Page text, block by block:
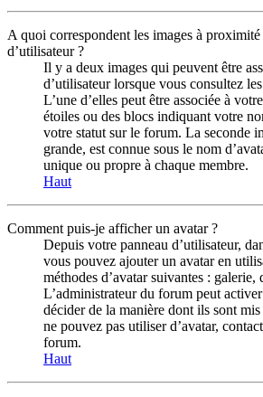
A quoi correspondent les images à
d’utilisateur ?
Il y a deux images qui peuvent être
d’utilisateur lorsque vous consultez
L’une d’elles peut être associée à
étoiles ou des blocs indiquant votre
votre statut sur le forum. La seconde
grande, est connue sous le nom
unique ou propre à chaque membre.
Haut
Comment puis-je afficher un avatar ?
Depuis votre panneau d’utilisateur,
vous pouvez ajouter un avatar en
méthodes d’avatar suivantes : galerie,
L’administrateur du forum peut
décider de la manière dont ils sont
ne pouvez pas utiliser d’avatar,
forum.
Haut